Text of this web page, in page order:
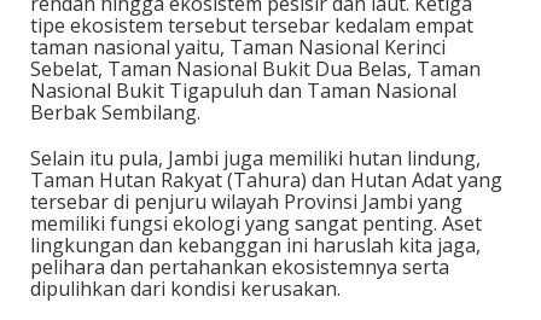
tipe ekosistem tersebut tersebar kedalam empat
taman nasional yaitu, Taman Nasional Kerinci
Sebelat, Taman Nasional Bukit Dua Belas, Taman
Nasional Bukit Tigapuluh dan Taman Nasional
Berbak Sembilang.
Selain itu pula, Jambi juga memiliki hutan lindung,
Taman Hutan Rakyat (Tahura) dan Hutan Adat yang
tersebar di penjuru wilayah Provinsi Jambi yang
memiliki fungsi ekologi yang sangat penting. Aset
lingkungan dan kebanggan ini haruslah kita jaga,
pelihara dan pertahankan ekosistemnya serta
dipulihkan dari kondisi kerusakan.